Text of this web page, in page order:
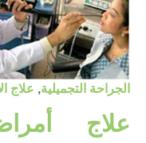
الجراحة التجميلية, علاج
علاج